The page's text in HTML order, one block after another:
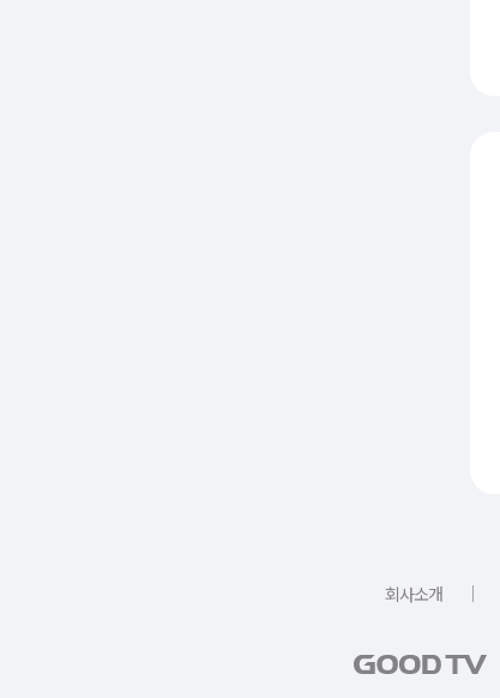
회사소개 ｜